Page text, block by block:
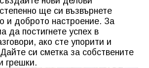
ще си възвърнете
и доброто настроение. За
да постигнете успех в
ако сте упорити и
си сметка за собствените
грешки.